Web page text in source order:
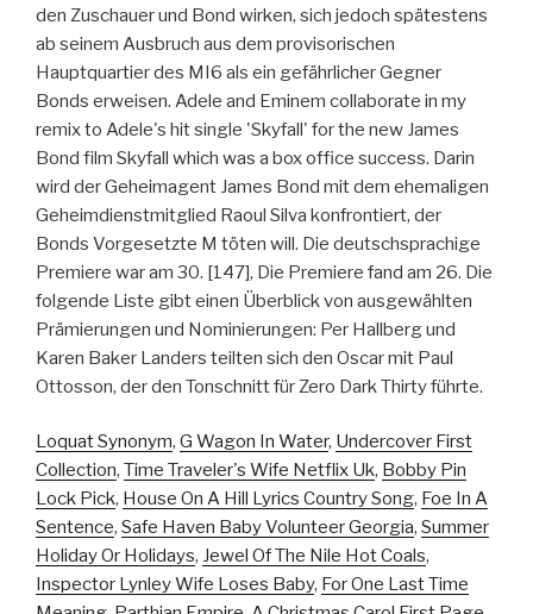
den Zuschauer und Bond wirken, sich jedoch spätestens
ab seinem Ausbruch aus dem provisorischen
Hauptquartier des MI6 als ein gefährlicher Gegner
Bonds erweisen. Adele and Eminem collaborate in my
remix to Adele's hit single 'Skyfall' for the new James
Bond film Skyfall which was a box office success. Darin
wird der Geheimagent James Bond mit dem ehemaligen
Geheimdienstmitglied Raoul Silva konfrontiert, der
Bonds Vorgesetzte M töten will. Die deutschsprachige
Premiere war am 30. [147], Die Premiere fand am 26. Die
folgende Liste gibt einen Überblick von ausgewählten
Prämierungen und Nominierungen: Per Hallberg und
Karen Baker Landers teilten sich den Oscar mit Paul
Ottosson, der den Tonschnitt für Zero Dark Thirty führte.
Loquat Synonym, G Wagon In Water, Undercover First
Collection, Time Traveler's Wife Netflix Uk, Bobby Pin
Lock Pick, House On A Hill Lyrics Country Song, Foe In A
Sentence, Safe Haven Baby Volunteer Georgia, Summer
Holiday Or Holidays, Jewel Of The Nile Hot Coals,
Inspector Lynley Wife Loses Baby, For One Last Time